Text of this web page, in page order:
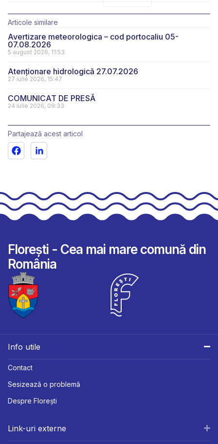
Articole similare
Avertizare meteorologica – cod portocaliu 05-
07.08.2026
5 august 2026, 11:53
Atenționare hidrologică 27.07.2026
27 iulie 2026, 15:47
COMUNICAT DE PRESĂ
24 iulie 2026, 09:33
Partajează acest articol
Florești - Cea mai mare comună din
România
Info utile
Contact
Sesizează o problemă
Despre Florești
Link-uri externe